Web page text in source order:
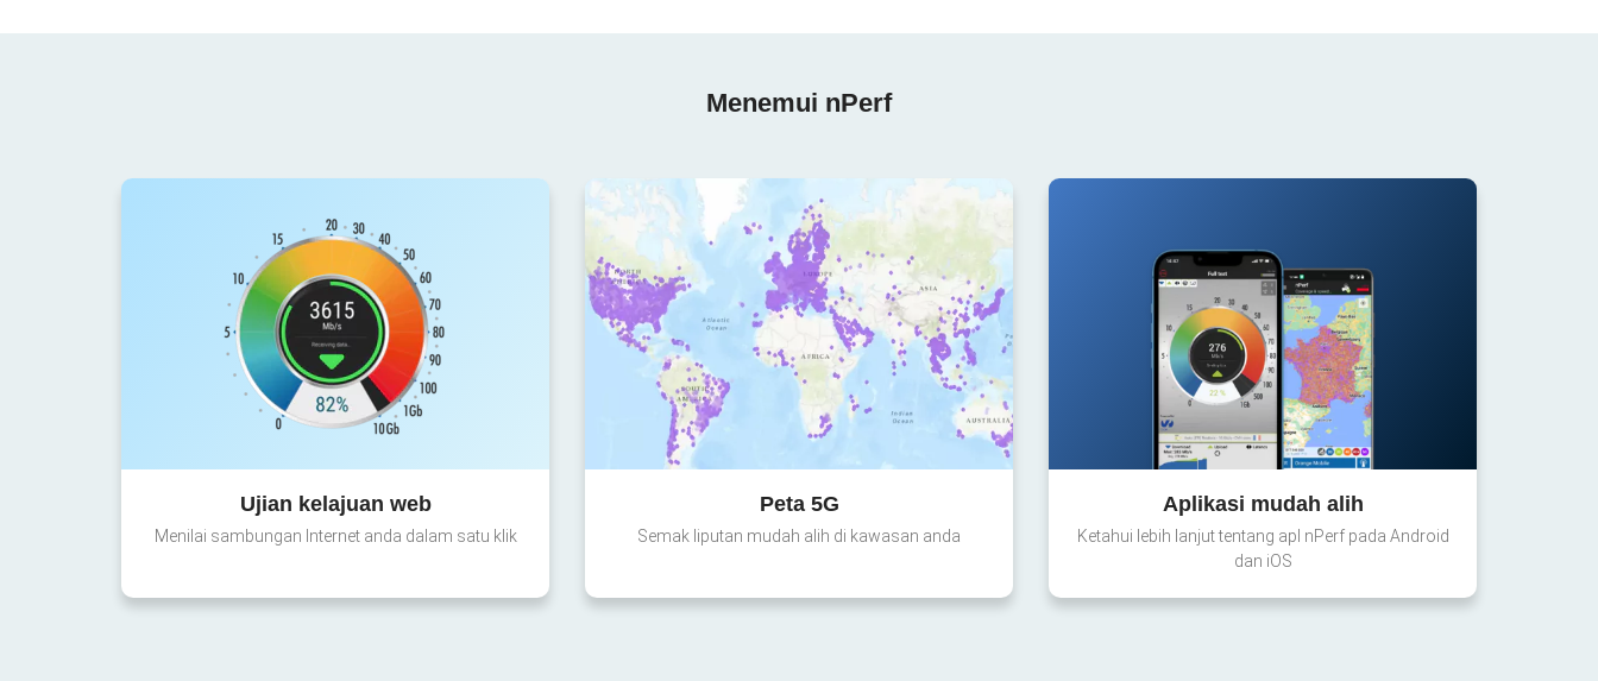
Menemui nPerf
Ujian kelajuan web
Menilai sambungan Internet anda dalam satu klik
Peta 5G
Semak liputan mudah alih di kawasan anda
Aplikasi mudah alih
Ketahui lebih lanjut tentang apl nPerf pada Android
dan iOS